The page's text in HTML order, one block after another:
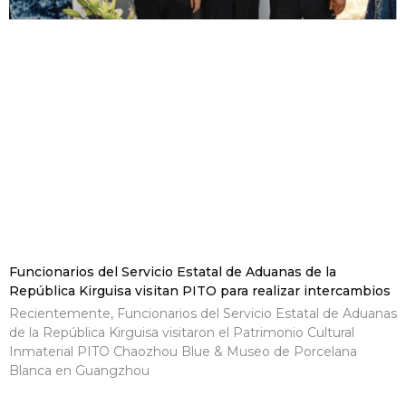
Funcionarios del Servicio Estatal de Aduanas de la
República Kirguisa visitan PITO para realizar intercambios
Recientemente, Funcionarios del Servicio Estatal de Aduanas
de la República Kirguisa visitaron el Patrimonio Cultural
Inmaterial PITO Chaozhou Blue & Museo de Porcelana
Blanca en Guangzhou